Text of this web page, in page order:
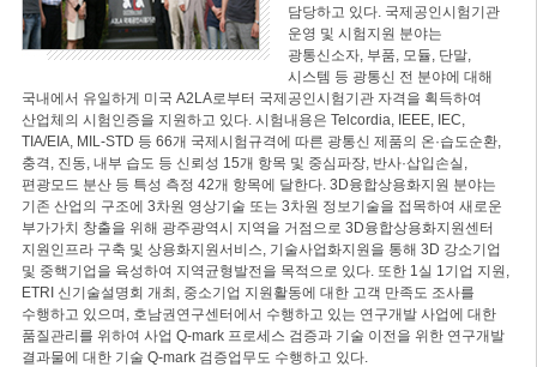
담당하고 있다. 국제공인시험기관
운영 및 시험지원 분야는
광통신소자, 부품, 모듈, 단말,
시스템 등 광통신 전 분야에 대해
국내에서 유일하게 미국 A2LA로부터 국제공인시험기관 자격을 획득하여
산업체의 시험인증을 지원하고 있다. 시험내용은 Telcordia, IEEE, IEC,
TIA/EIA, MIL-STD 등 66개 국제시험규격에 따른 광통신 제품의 온·습도순환,
충격, 진동, 내부 습도 등 신뢰성 15개 항목 및 중심파장, 반사·삽입손실,
편광모드 분산 등 특성 측정 42개 항목에 달한다. 3D융합상용화지원 분야는
기존 산업의 구조에 3차원 영상기술 또는 3차원 정보기술을 접목하여 새로운
부가가치 창출을 위해 광주광역시 지역을 거점으로 3D융합상용화지원센터
지원인프라 구축 및 상용화지원서비스, 기술사업화지원을 통해 3D 강소기업
및 중핵기업을 육성하여 지역균형발전을 목적으로 있다. 또한 1실 1기업 지원,
ETRI 신기술설명회 개최, 중소기업 지원활동에 대한 고객 만족도 조사를
수행하고 있으며, 호남권연구센터에서 수행하고 있는 연구개발 사업에 대한
품질관리를 위하여 사업 Q-mark 프로세스 검증과 기술 이전을 위한 연구개발
결과물에 대한 기술 Q-mark 검증업무도 수행하고 있다.